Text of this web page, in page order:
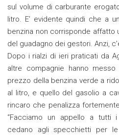
sul volume di carburante
litro. E’ evidente quindi che a
benzina non corrisponde affatto
del guadagno dei gestori. Anzi,
Dopo i rialzi di ieri praticati da
altre compagnie hanno
prezzo della benzina verde a
al litro, e quello del gasolio a
rincaro che penalizza
“Facciamo un appello a tutti
cedano agli specchietti per